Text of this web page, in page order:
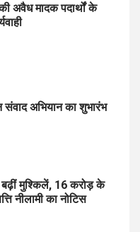
अवैध मादक पदार्थों के
अभियान का शुभारंभ
मुश्किलें, ₹16 करोड़ के
नीलामी का नोटिस